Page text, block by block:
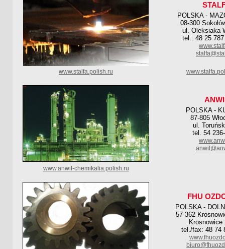
POLSKA -
08-300
ul. Oleksiaka
tel.: 48 25
www.stalfa.polish.ru
POLSKA -
87-805
ul.
tel. 54
www.anwil-chemikalia.polish.ru
FHU
POLSKA -
57-362
Krosnowice
tel./fax: 48 74